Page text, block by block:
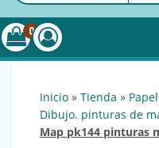
0
inicio » tienda »
dibujo. pinturas de
map pk144 pinturas